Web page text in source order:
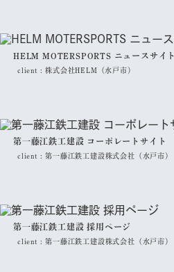
HELM MOTERSPORTS ニュースサイト
client :株式会社HELM（水戸市）
第一藤江鉄工建設 コーポレートサイト
client :第一藤江鉄工建設株式会社（水戸市）
第一藤江鉄工建設 採用ページ
client :第一藤江鉄工建設株式会社（水戸市）